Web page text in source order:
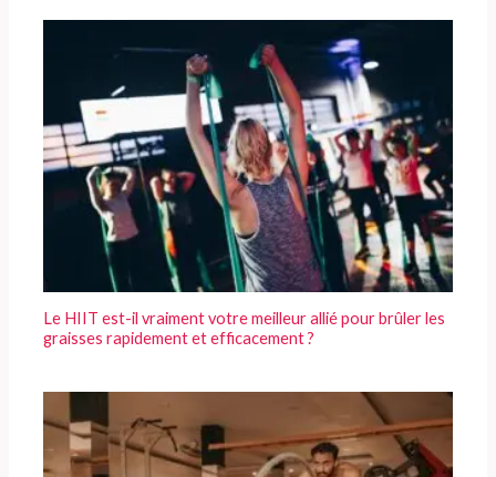
Le HIIT est-il vraiment votre meilleur allié pour brûler les
graisses rapidement et efficacement ?